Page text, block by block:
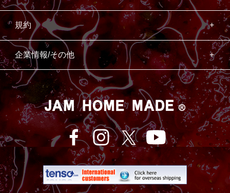
規約
企業情報/その他